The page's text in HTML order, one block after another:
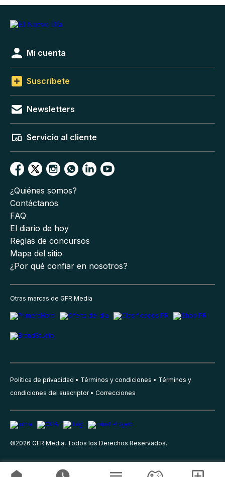
Mi cuenta
Suscríbete
Newsletters
Servicio al cliente
¿Quiénes somos?
Contáctanos
FAQ
El diario de hoy
Reglas de concursos
Mapa del sitio
¿Por qué confiar en nosotros?
Otras marcas de GFR Media
Política de privacidad Términos y condiciones
Términos y
condiciones del suscriptor
Correcciones
©2026 GFR Media, Todos los Derechos Reservados.